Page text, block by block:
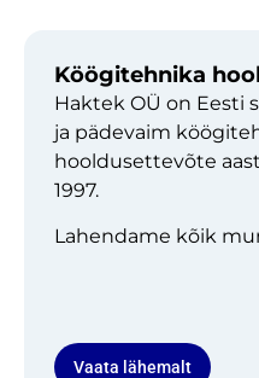
Köögitehnika
Haktek OÜ on Eesti
ja pädevaim
hooldusettevõte
1997.
Lahendame kõik
Vaata lähemalt